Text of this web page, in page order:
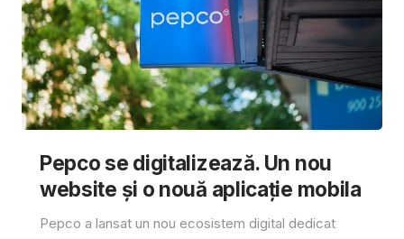
Pepco se digitalizează. Un nou
website și o nouă aplicație mobila
Pepco a lansat un nou ecosistem digital dedicat